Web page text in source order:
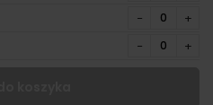
− +
− +